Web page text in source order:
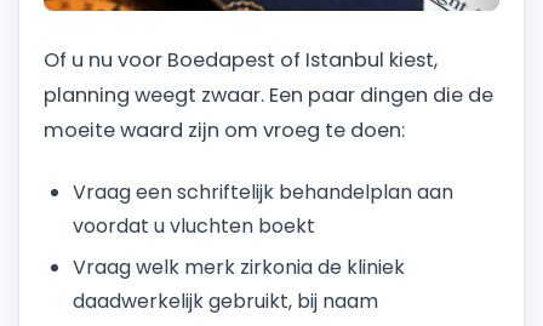
Of u nu voor Boedapest of Istanbul kiest,
planning weegt zwaar. Een paar dingen die de
moeite waard zijn om vroeg te doen:
Vraag een schriftelijk behandelplan aan
voordat u vluchten boekt
Vraag welk merk zirkonia de kliniek
daadwerkelijk gebruikt, bij naam